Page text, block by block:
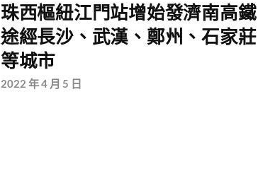
珠西樞紐江門站增始發濟南高鐵
途經長沙、武漢、鄭州、石家莊
等城市
2022 年 4 月 5 日